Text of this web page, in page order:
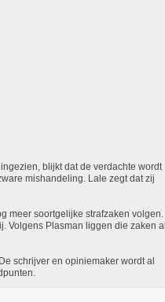
blijkt dat de verdachte wordt
mishandeling. Lale zegt dat zij
meer soortgelijke strafzaken volgen.
Volgens Plasman liggen die zaken al
schrijver en opiniemaker wordt al